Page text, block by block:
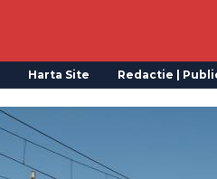
Harta Site Redactie |